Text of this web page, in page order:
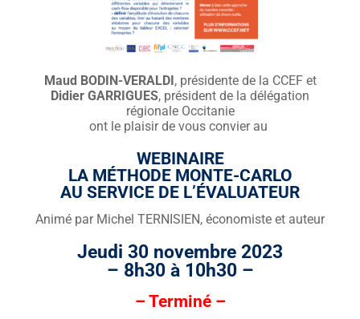
Maud BODIN-VERALDI, présidente de la CCEF et
Didier GARRIGUES, président de la délégation
régionale Occitanie
ont le plaisir de vous convier au
WEBINAIRE
LA MÉTHODE MONTE-CARLO
AU SERVICE DE L’ÉVALUATEUR
Animé par Michel TERNISIEN, économiste et auteur
Jeudi 30 novembre 2023
– 8h30 à 10h30 –
– Terminé –